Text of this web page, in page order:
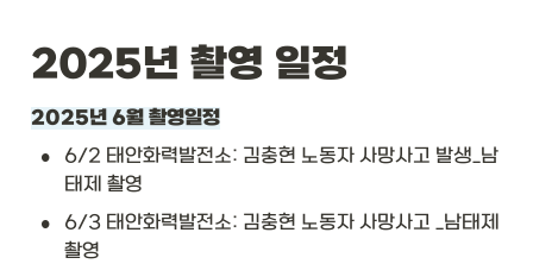
2025년 촬영 일정
2025년 6월 촬영일정
•
6/2 태안화력발전소: 김충현 노동자 사망사고 발생_남
태제 촬영
•
6/3 태안화력발전소: 김충현 노동자 사망사고 _남태제
촬영